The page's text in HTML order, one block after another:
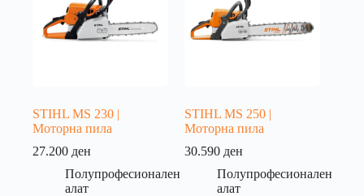
STIHL MS 230 |
Моторна пила
27.200 ден
Полупрофесионален
алат
STIHL MS 250 |
Моторна пила
30.590 ден
Полупрофесионален
алат